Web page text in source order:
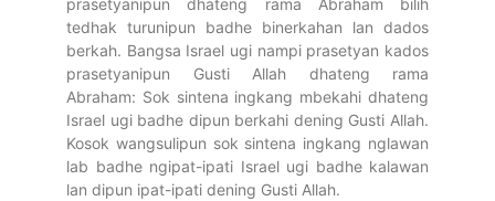
prasetyanipun dhateng rama Abraham bilih
tedhak turunipun badhe binerkahan lan dados
berkah. Bangsa Israel ugi nampi prasetyan kados
prasetyanipun Gusti Allah dhateng rama
Abraham: Sok sintena ingkang mbekahi dhateng
Israel ugi badhe dipun berkahi dening Gusti Allah.
Kosok wangsulipun sok sintena ingkang nglawan
lab badhe ngipat-ipati Israel ugi badhe kalawan
lan dipun ipat-ipati dening Gusti Allah.